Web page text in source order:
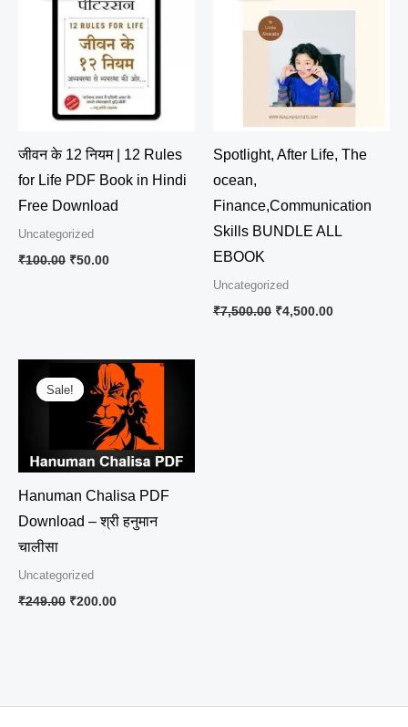
जीवन के 12 नियम | 12 Rules
for Life PDF Book in Hindi
Free Download
Uncategorized
₹100.00
₹100.00.
₹50.00
₹50.00.
Spotlight, After Life, The
ocean,
Finance,Communication
Skills BUNDLE ALL
EBOOK
Uncategorized
₹7,500.00
₹7,500.00.
₹4,500.00
₹4,500.00.
Sale!
Sale!
Hanuman Chalisa PDF
Download – श्री हनुमान
चालीसा
Uncategorized
₹249.00
Original
price
was:
₹249.00.
₹200.00
Current
price
is:
₹200.00.